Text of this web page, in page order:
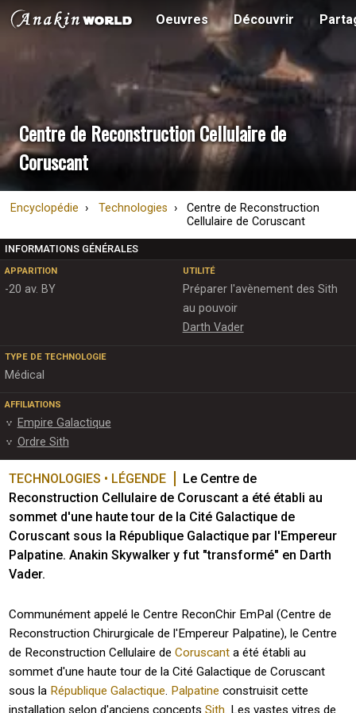
Oeuvres Découvrir
Centre de Reconstruction Cellulaire de
Coruscant
Encyclopédie Technologies
Centre de Reconstruction
Cellulaire de Coruscant
INFORMATIONS GÉNÉRALES
APPARITION
-20 av. BY
UTILITÉ
Préparer l'avènement des Sith
au pouvoir
Darth Vader
TYPE DE TECHNOLOGIE
Médical
AFFILIATIONS
Empire Galactique
Ordre Sith
TECHNOLOGIES • LÉGENDE
Le Centre de
Reconstruction Cellulaire de Coruscant a été établi au
sommet d'une haute tour de la Cité Galactique de
Coruscant sous la République Galactique par l'Empereur
Palpatine. Anakin Skywalker y fut "transformé" en Darth
Vader.
Communément appelé le Centre ReconChir EmPal (Centre de
Reconstruction Chirurgicale de l'Empereur Palpatine), le Centre
de Reconstruction Cellulaire deCoruscant a été établi au
sommet d'une haute tour de la Cité Galactique de Coruscant
sous la République Galactique. Palpatine construisit cette
installation selon d'anciens conceptsSith . Les vastes vitres de